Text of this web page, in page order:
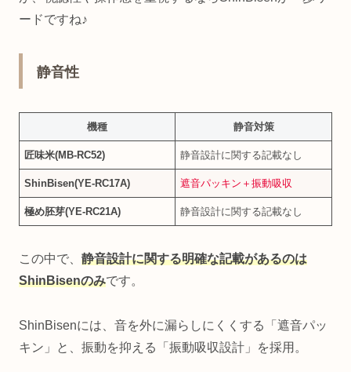
ードですね♪
静音性
機種 静音対策
匠味米(MB‑RC52) 静音設計に関する記載なし
ShinBisen(YE‑RC17A) 遮音パッキン＋振動吸収
極め胚芽(YE‑RC21A) 静音設計に関する記載なし
この中で、 静音設計に関する明確な記載があるのは
ShinBisenのみです。
ShinBisenには、音を外に漏らしにくくする「遮音パッ
キン」と、振動を抑える「振動吸収設計」を採用。